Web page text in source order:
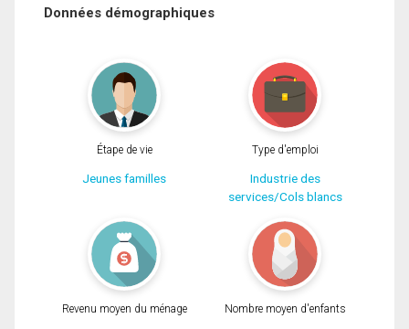
Données démographiques
Étape de vie
Jeunes familles
Type d'emploi
Industrie des
services/Cols blancs
Revenu moyen du ménage Nombre moyen d'enfants